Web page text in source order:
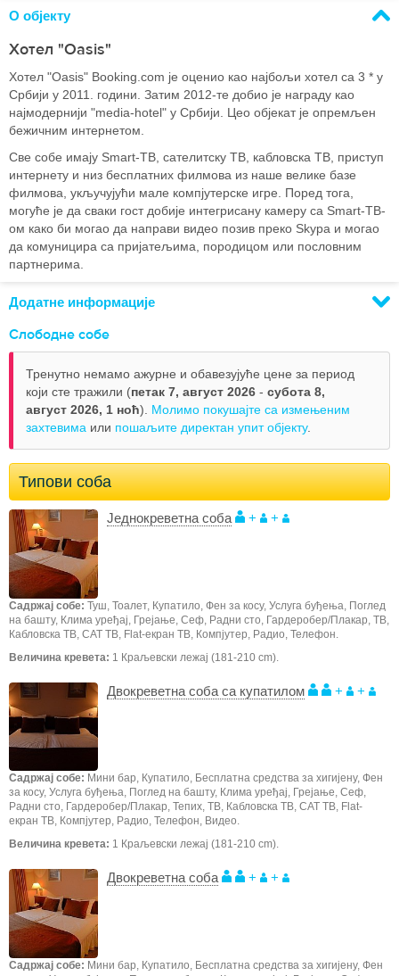
О објекту
Хотел "Oasis"
Хотел "Oasis" Booking.com је оценио као најбољи хотел са 3 * у
Србији у 2011. години. Затим 2012-те добио је награду као
најмодернији "media-hotel" у Србији. Цео објекат је опремљен
бежичним интернетом.
Све собе имају Smart-ТВ, сателитску ТВ, кабловска ТВ, приступ
интернету и низ бесплатних филмова из наше велике базе
филмова, укључујући мале компјутерске игре. Поред тога,
могуће је да сваки гост добије интегрисану камеру са Smart-ТВ-
ом како би могао да направи видео позив преко Skypa и могао
да комуницира са пријатељима, породицом или пословним
партнерима.
Додатне информације
Слободне собе
Тренутно немамо ажурне и обавезујуће цене за период
који сте тражили (петак 7, август 2026 - субота 8,
август 2026, 1 ноћ). Молимо покушајте са измењеним
захтевима или пошаљите директан упит објекту.
Типови соба
Једнокреветна соба + +
Садржај собе: Туш, Тоалет, Купатило, Фен за косу, Услуга буђења, Поглед
на башту, Клима уређај, Грејање, Сеф, Радни сто, Гардеробер/Плакар, ТВ,
Кабловска ТВ, САТ ТВ, Flat-екран ТВ, Компјутер, Радио, Телефон.
Величина кревета: 1 Краљевски лежај (181-210 cm).
Двокреветна соба са купатилом + +
Садржај собе: Мини бар, Купатило, Бесплатна средства за хигијену, Фен
за косу, Услуга буђења, Поглед на башту, Клима уређај, Грејање, Сеф,
Радни сто, Гардеробер/Плакар, Тепих, ТВ, Кабловска ТВ, САТ ТВ, Flat-
екран ТВ, Компјутер, Радио, Телефон, Видео.
Величина кревета: 1 Краљевски лежај (181-210 cm).
Двокреветна соба + +
Садржај собе: Мини бар, Купатило, Бесплатна средства за хигијену, Фен